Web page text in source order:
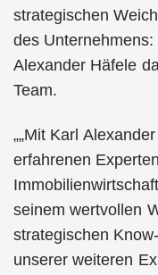
strategischen
des
Alexander Häfele
Team.
„ Mit Karl
erfahrenen
seinem wertvollen
strategischen
unserer weiteren